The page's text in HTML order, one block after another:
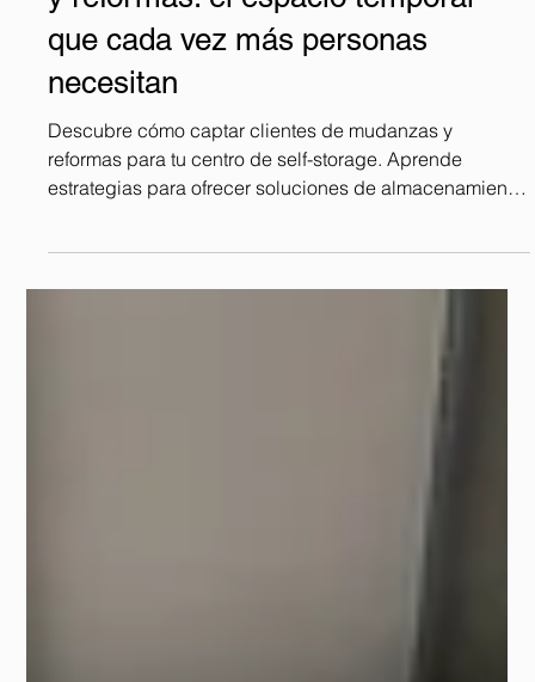
3 min de lectura
Cómo captar clientes de mudanzas
y reformas: el espacio temporal
que cada vez más personas
necesitan
Descubre cómo captar clientes de mudanzas y
reformas para tu centro de self-storage. Aprende